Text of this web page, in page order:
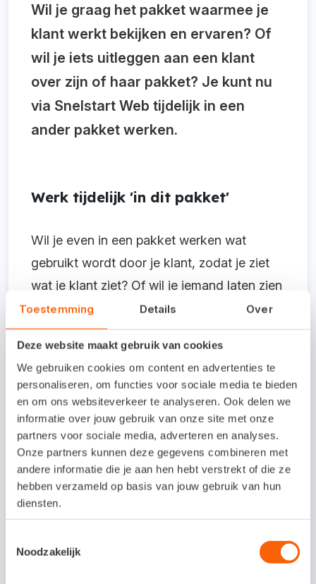
Toestemming Details Over
Deze website maakt gebruik van cookies
We gebruiken cookies om content en advertenties te
personaliseren, om functies voor sociale media te bieden
en om ons websiteverkeer te analyseren. Ook delen we
informatie over jouw gebruik van onze site met onze
partners voor sociale media, adverteren en analyses.
Onze partners kunnen deze gegevens combineren met
andere informatie die je aan hen hebt verstrekt of die ze
hebben verzameld op basis van jouw gebruik van hun
diensten.
Noodzakelijk
Wil je graag het pakket waarmee je
klant werkt bekijken en ervaren? Of
wil je iets uitleggen aan een klant
over zijn of haar pakket? Je kunt nu
via Snelstart Web tijdelijk in een
ander pakket werken.
Werk tijdelijk 'in dit pakket'
Wil je even in een pakket werken wat
gebruikt wordt door je klant, zodat je ziet
wat je klant ziet? Of wil je iemand laten zien
hoe gemakkelijk een ondernemer in
Snelstart werkt? Je stelt tijdelijk een ander
pakket in via Mijn Snelstart, bij 'Werk in dit
pakket'. Vervolgens werk je in dit andere
pakket via Snelstart Web.
De boekingen die je maakt terwijl je tijdelijk
in een ander pakket werkt, worden gewoon